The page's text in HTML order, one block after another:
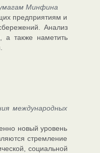
Минфина
предприятиям и
Анализ
а также наметить
международных
новый уровень
стремление
социальной